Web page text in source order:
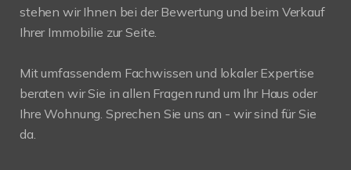
stehen wir Ihnen bei der Bewertung und beim Verkauf
Ihrer Immobilie zur Seite.
Mit umfassendem Fachwissen und lokaler Expertise
beraten wir Sie in allen Fragen rund um Ihr Haus oder
Ihre Wohnung. Sprechen Sie uns an - wir sind für Sie
da.